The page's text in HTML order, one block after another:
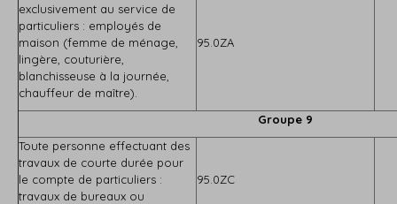
exclusivement au service de
particuliers : employés de
maison (femme de ménage,
lingère, couturière,
blanchisseuse à la journée,
chauffeur de maître).
95.0ZA
Groupe 9
Toute personne effectuant des
travaux de courte durée pour
le compte de particuliers :
travaux de bureaux ou
95.0ZC